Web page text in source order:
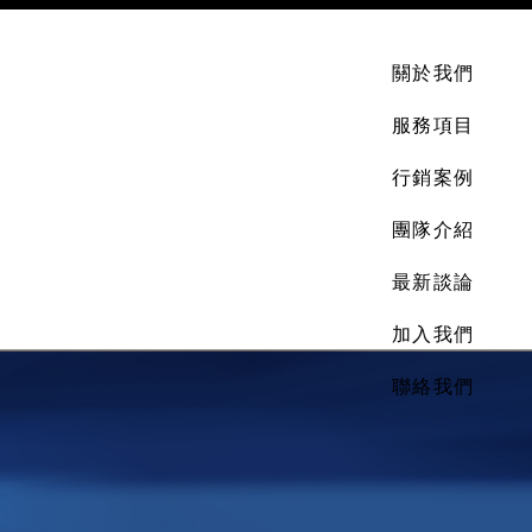
關於我們
服務項目
行銷案例
團隊介紹
最新談論
加入我們
聯絡我們